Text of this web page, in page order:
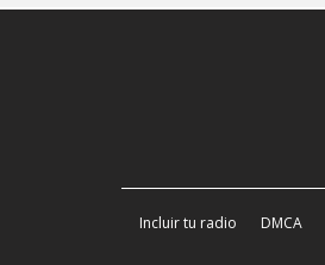
Incluir tu radio DMCA